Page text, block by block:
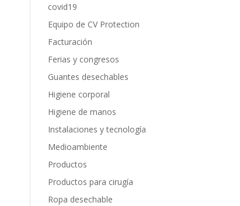
covid19
Equipo de CV Protection
Facturación
Ferias y congresos
Guantes desechables
Higiene corporal
Higiene de manos
Instalaciones y tecnología
Medioambiente
Productos
Productos para cirugía
Ropa desechable